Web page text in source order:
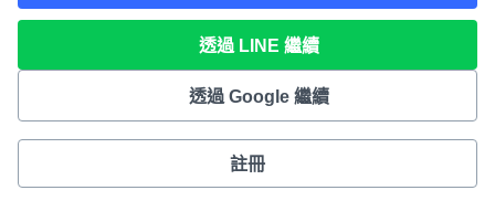
透過 LINE 繼續
透過 Google 繼續
註冊